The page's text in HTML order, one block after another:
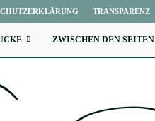
TRANSPARENZ
ZWISCHEN DEN SEITEN